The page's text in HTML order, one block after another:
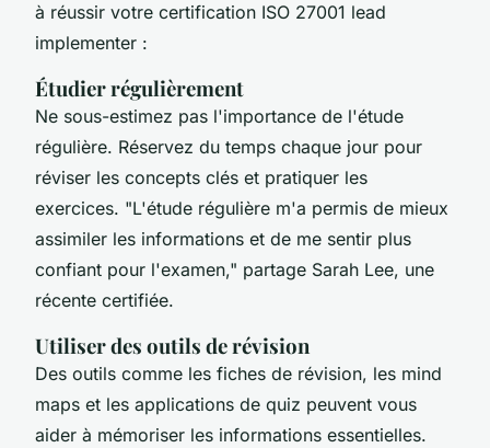
à réussir votre certification ISO 27001 lead
implementer :
Étudier régulièrement
Ne sous-estimez pas l'importance de l'étude
régulière. Réservez du temps chaque jour pour
réviser les concepts clés et pratiquer les
exercices. "L'étude régulière m'a permis de mieux
assimiler les informations et de me sentir plus
confiant pour l'examen," partage Sarah Lee, une
récente certifiée.
Utiliser des outils de révision
Des outils comme les fiches de révision, les mind
maps et les applications de quiz peuvent vous
aider à mémoriser les informations essentielles.